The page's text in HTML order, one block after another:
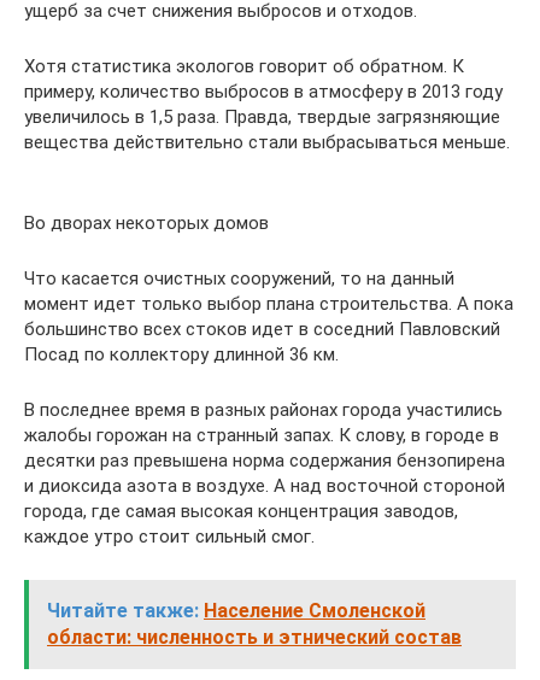
ущерб за счет снижения выбросов и отходов.
Хотя статистика экологов говорит об обратном. К
примеру, количество выбросов в атмосферу в 2013 году
увеличилось в 1,5 раза. Правда, твердые загрязняющие
вещества действительно стали выбрасываться меньше.
Во дворах некоторых домов
Что касается очистных сооружений, то на данный
момент идет только выбор плана строительства. А пока
большинство всех стоков идет в соседний Павловский
Посад по коллектору длинной 36 км.
В последнее время в разных районах города участились
жалобы горожан на странный запах. К слову, в городе в
десятки раз превышена норма содержания бензопирена
и диоксида азота в воздухе. А над восточной стороной
города, где самая высокая концентрация заводов,
каждое утро стоит сильный смог.
Читайте также: Население Смоленской
области: численность и этнический состав